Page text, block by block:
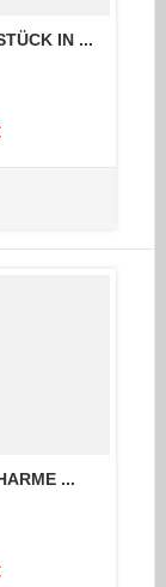
IN ...
...